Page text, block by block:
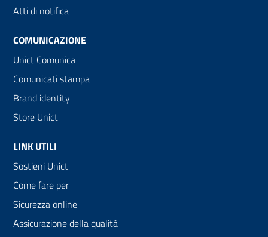
Atti di notifica
COMUNICAZIONE
Unict Comunica
Comunicati stampa
Brand identity
Store Unict
LINK UTILI
Sostieni Unict
Come fare per
Sicurezza online
Assicurazione della qualità